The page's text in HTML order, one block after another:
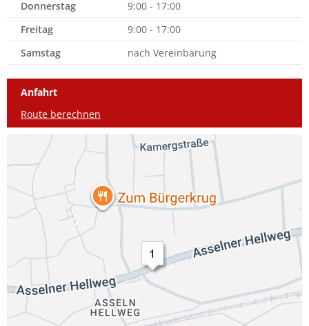
Donnerstag
9:00 - 17:00
Freitag
9:00 - 17:00
Samstag
nach Vereinbarung
Anfahrt
Route berechnen